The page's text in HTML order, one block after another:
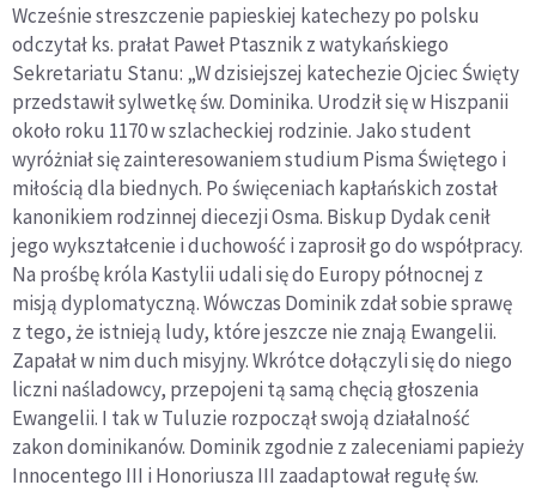
Wcześnie streszczenie papieskiej katechezy po polsku
odczytał ks. prałat Paweł Ptasznik z watykańskiego
Sekretariatu Stanu: „W dzisiejszej katechezie Ojciec Święty
przedstawił sylwetkę św. Dominika. Urodził się w Hiszpanii
około roku 1170 w szlacheckiej rodzinie. Jako student
wyróżniał się zainteresowaniem studium Pisma Świętego i
miłością dla biednych. Po święceniach kapłańskich został
kanonikiem rodzinnej diecezji Osma. Biskup Dydak cenił
jego wykształcenie i duchowość i zaprosił go do współpracy.
Na prośbę króla Kastylii udali się do Europy północnej z
misją dyplomatyczną. Wówczas Dominik zdał sobie sprawę
z tego, że istnieją ludy, które jeszcze nie znają Ewangelii.
Zapałał w nim duch misyjny. Wkrótce dołączyli się do niego
liczni naśladowcy, przepojeni tą samą chęcią głoszenia
Ewangelii. I tak w Tuluzie rozpoczął swoją działalność
zakon dominikanów. Dominik zgodnie z zaleceniami papieży
Innocentego III i Honoriusza III zaadaptował regułę św.